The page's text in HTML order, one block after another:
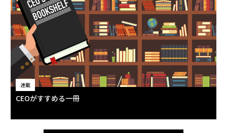
連載
CEOがすすめる一冊